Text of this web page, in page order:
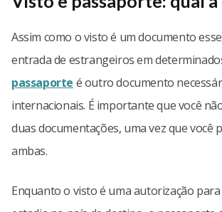
Assim como o visto é um documento
entrada de estrangeiros em
passaporte é outro documento
internacionais. É importante que você
duas documentações, uma vez que você
ambas.
Enquanto o visto é uma autorização